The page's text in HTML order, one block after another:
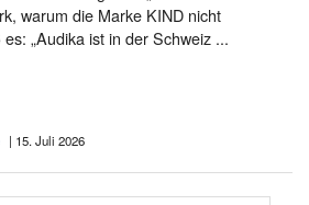
warum die Marke KIND nicht
„Audika ist in der Schweiz ...
| 15. Juli 2026